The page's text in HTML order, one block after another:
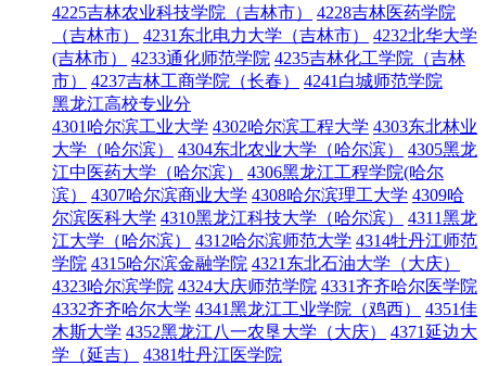
4225吉林农业科技学院（吉林市）
4228吉林医药学院
（吉林市）
4231东北电力大学（吉林市）
4232北华大学
(吉林市）
4233通化师范学院 4235吉林化工学院（吉林
市）
4237吉林工商学院（长春）
4241白城师范学院
黑龙江高校专业分
4301哈尔滨工业大学 4302哈尔滨工程大学 4303东北林业
大学（哈尔滨）
4304东北农业大学（哈尔滨）
4305黑龙
江中医药大学（哈尔滨）
4306黑龙江工程学院(哈尔
滨）
4307哈尔滨商业大学 4308哈尔滨理工大学 4309哈
尔滨医科大学 4310黑龙江科技大学（哈尔滨）
4311黑龙
江大学（哈尔滨）
4312哈尔滨师范大学 4314牡丹江师范
学院 4315哈尔滨金融学院 4321东北石油大学（大庆）
4323哈尔滨学院 4324大庆师范学院 4331齐齐哈尔医学院
4332齐齐哈尔大学 4341黑龙江工业学院（鸡西）
4351佳
木斯大学 4352黑龙江八一农垦大学（大庆）
4371延边大
学（延吉）
4381牡丹江医学院